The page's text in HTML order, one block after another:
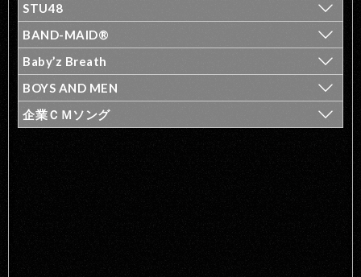
STU48
BAND-MAID®
Baby’z Breath
BOYS AND MEN
企業ＣＭソング